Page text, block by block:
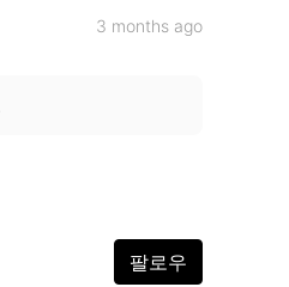
3 months ago
팔로우